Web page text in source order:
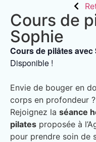
Cours de
Sophie
Cours de pilâtes avec
Disponible !
Envie de bouger en
corps en profondeur ?
Rejoignez la séance
pilates proposée à
pour prendre soin de